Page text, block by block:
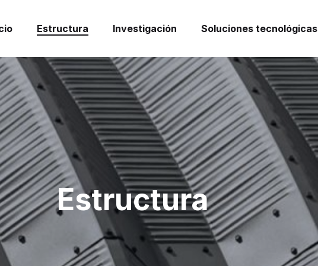
Estructura Investigación Soluciones tecnológicas
Estructura